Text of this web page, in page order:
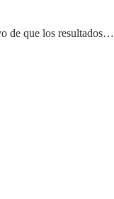
de que los resultados…